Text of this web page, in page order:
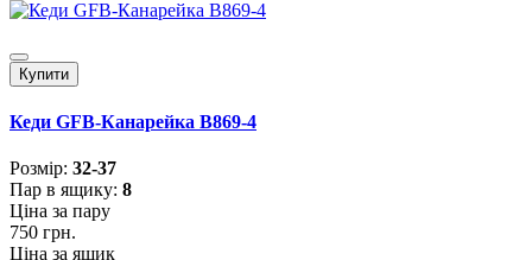
Купити
Кеди GFB-Канарейка B869-4
Розмiр: 32-37
Пар в ящику: 8
Ціна за пару
750 грн.
Ціна за ящик